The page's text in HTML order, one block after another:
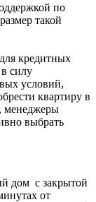
по
такой
кредитных
силу
условий,
квартиру в
, менеджеры
выбрать
дом с закрытой
от